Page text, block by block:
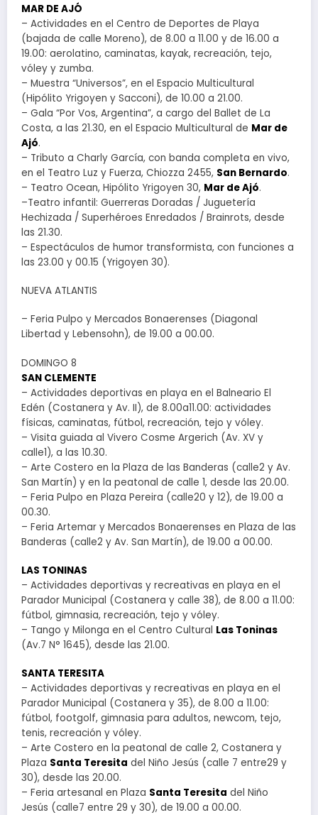
MAR DE AJÓ
– Actividades en el Centro de Deportes de Playa
(bajada de calle Moreno), de 8.00 a 11.00 y de 16.00 a
19.00: aerolatino, caminatas, kayak, recreación, tejo,
vóley y zumba.
– Muestra “Universos”, en el Espacio Multicultural
(Hipólito Yrigoyen y Sacconi), de 10.00 a 21.00.
– Gala “Por Vos, Argentina”, a cargo del Ballet de La
Costa, a las 21.30, en el Espacio Multicultural de Mar de
Ajó.
– Tributo a Charly García, con banda completa en vivo,
en el Teatro Luz y Fuerza, Chiozza 2455, San Bernardo.
– Teatro Ocean, Hipólito Yrigoyen 30, Mar de Ajó.
–Teatro infantil: Guerreras Doradas / Juguetería
Hechizada / Superhéroes Enredados / Brainrots, desde
las 21.30.
– Espectáculos de humor transformista, con funciones a
las 23.00 y 00.15 (Yrigoyen 30).
NUEVA ATLANTIS
– Feria Pulpo y Mercados Bonaerenses (Diagonal
Libertad y Lebensohn), de 19.00 a 00.00.
DOMINGO 8
SAN CLEMENTE
– Actividades deportivas en playa en el Balneario El
Edén (Costanera y Av. II), de 8.00a11.00: actividades
físicas, caminatas, fútbol, recreación, tejo y vóley.
– Visita guiada al Vivero Cosme Argerich (Av. XV y
calle1), a las 10.30.
– Arte Costero en la Plaza de las Banderas (calle2 y Av.
San Martín) y en la peatonal de calle 1, desde las 20.00.
– Feria Pulpo en Plaza Pereira (calle20 y 12), de 19.00 a
00.30.
– Feria Artemar y Mercados Bonaerenses en Plaza de las
Banderas (calle2 y Av. San Martín), de 19.00 a 00.00.
LAS TONINAS
– Actividades deportivas y recreativas en playa en el
Parador Municipal (Costanera y calle 38), de 8.00 a 11.00:
fútbol, gimnasia, recreación, tejo y vóley.
– Tango y Milonga en el Centro Cultural Las Toninas
(Av.7 N° 1645), desde las 21.00.
SANTA TERESITA
– Actividades deportivas y recreativas en playa en el
Parador Municipal (Costanera y 35), de 8.00 a 11.00:
fútbol, footgolf, gimnasia para adultos, newcom, tejo,
tenis, recreación y vóley.
– Arte Costero en la peatonal de calle 2, Costanera y
Plaza Santa Teresita del Niño Jesús (calle 7 entre29 y
30), desde las 20.00.
– Feria artesanal en Plaza Santa Teresita del Niño
Jesús (calle7 entre 29 y 30), de 19.00 a 00.00.